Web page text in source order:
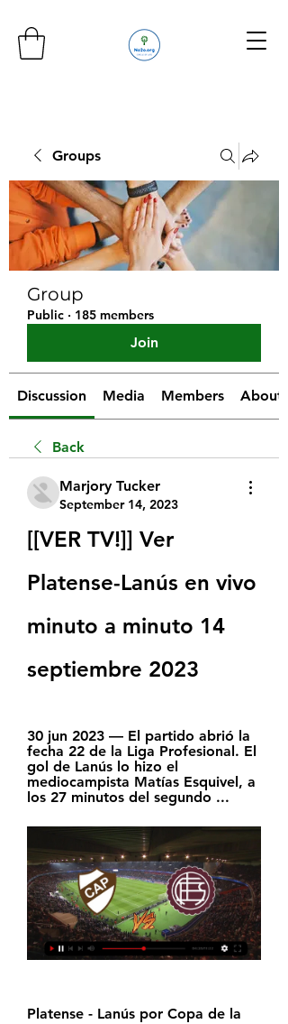
Groups
Group
Public · 185 members
Join
Discussion Media Members About
Back
Marjory Tucker
September 14, 2023
[[VER TV!]] Ver
Platense-Lanús en vivo
minuto a minuto 14
septiembre 2023
30 jun 2023 — El partido abrió la
fecha 22 de la Liga Profesional. El
gol de Lanús lo hizo el
mediocampista Matías Esquivel, a
los 27 minutos del segundo ...
Platense - Lanús por Copa de la